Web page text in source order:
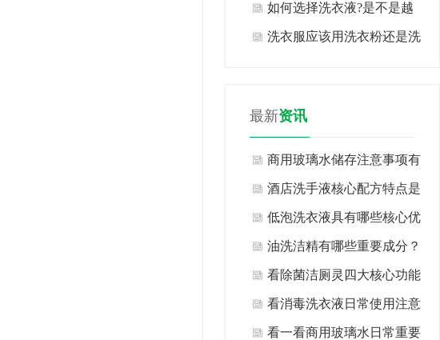
精生产厂家告诉你现在知道
也许还不算晚！
如何选择洗衣液?是不是越
浓越好?
洗衣服应该用洗衣粉还是洗
最新资讯
商用玻璃水储存注意事项有
哪些方面？
酒店洗手液核心配方特点是
什么?
低泡洗衣液具有哪些核心优
势值得选择？
油洗洁精有哪些重要成分？
看除菌洁厕灵四大核心功能
是什么？
看消毒洗衣液日常使用注意
事项有哪些方面？
看一看商用玻璃水日常重要